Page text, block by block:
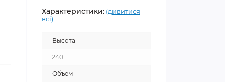
Характеристики: (дивитися
всі)
Высота
240
Объем